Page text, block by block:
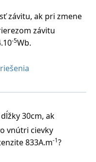
závitu, ak pri zmene
závitu
-5Wb.
30cm, ak
vnútri cievky
833A.m-1?